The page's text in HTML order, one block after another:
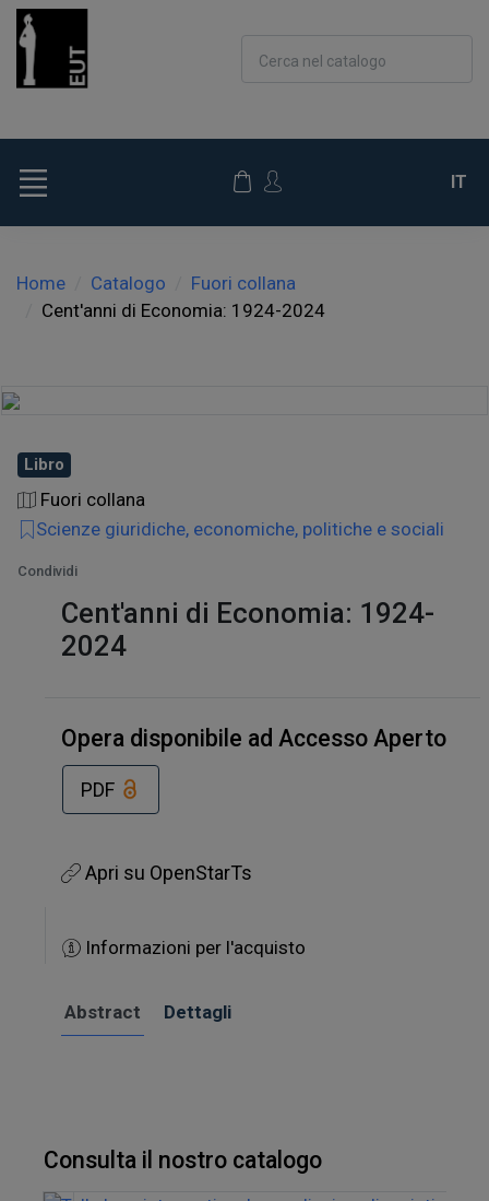
Cerca nel catalogo
IT
Home Catalogo
Fuori collana
Cent'anni di Economia: 1924-2024
Libro
Fuori collana
Scienze giuridiche, economiche, politiche e sociali
Condividi
Cent'anni di Economia: 1924-
2024
Opera disponibile ad Accesso Aperto
PDF
Apri su OpenStarTs
Informazioni per l'acquisto
Abstract Dettagli
Consulta il nostro catalogo